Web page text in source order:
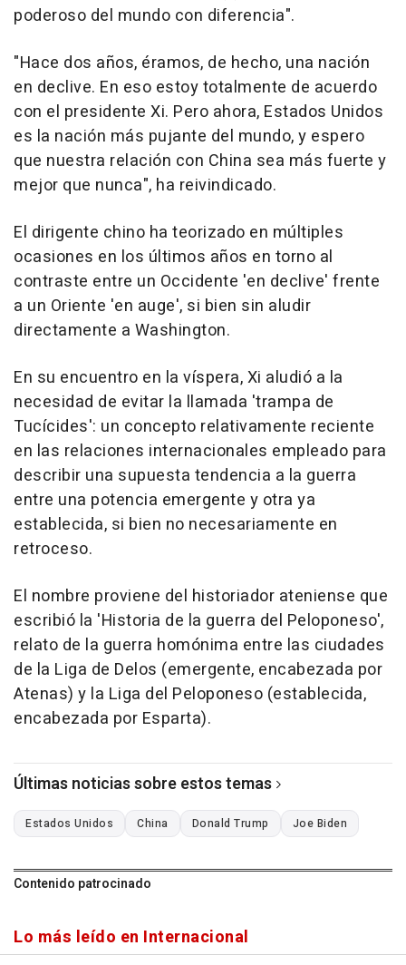
poderoso del mundo con diferencia".
"Hace dos años, éramos, de hecho, una nación
en declive. En eso estoy totalmente de acuerdo
con el presidente Xi. Pero ahora, Estados Unidos
es la nación más pujante del mundo, y espero
que nuestra relación con China sea más fuerte y
mejor que nunca", ha reivindicado.
El dirigente chino ha teorizado en múltiples
ocasiones en los últimos años en torno al
contraste entre un Occidente 'en declive' frente
a un Oriente 'en auge', si bien sin aludir
directamente a Washington.
En su encuentro en la víspera, Xi aludió a la
necesidad de evitar la llamada 'trampa de
Tucícides': un concepto relativamente reciente
en las relaciones internacionales empleado para
describir una supuesta tendencia a la guerra
entre una potencia emergente y otra ya
establecida, si bien no necesariamente en
retroceso.
El nombre proviene del historiador ateniense que
escribió la 'Historia de la guerra del Peloponeso',
relato de la guerra homónima entre las ciudades
de la Liga de Delos (emergente, encabezada por
Atenas) y la Liga del Peloponeso (establecida,
encabezada por Esparta).
Últimas noticias sobre estos temas
Estados Unidos China Donald Trump Joe Biden
Contenido patrocinado
Lo más leído en Internacional